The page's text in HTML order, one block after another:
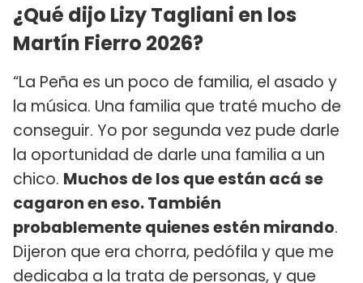
¿Qué dijo Lizy Tagliani en los
Martín Fierro 2026?
“La Peña es un poco de familia, el asado y
la música. Una familia que traté mucho de
conseguir. Yo por segunda vez pude darle
la oportunidad de darle una familia a un
chico. Muchos de los que están acá se
cagaron en eso. También
probablemente quienes estén mirando.
Dijeron que era chorra, pedófila y que me
dedicaba a la trata de personas, y que